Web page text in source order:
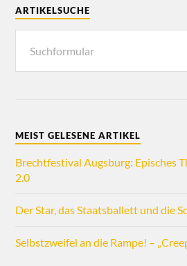
ARTIKELSUCHE
MEIST GELESENE ARTIKEL
Brechtfestival Augsburg: Episches
2.0
Der Star, das Staatsballett und die
Selbstzweifel an die Rampe! –